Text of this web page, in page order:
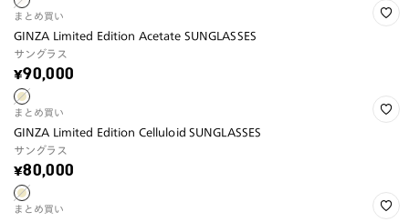
まとめ買い
GINZA Limited Edition Acetate SUNGLASSES
サングラス
¥90,000
まとめ買い
GINZA Limited Edition Celluloid SUNGLASSES
サングラス
¥80,000
まとめ買い